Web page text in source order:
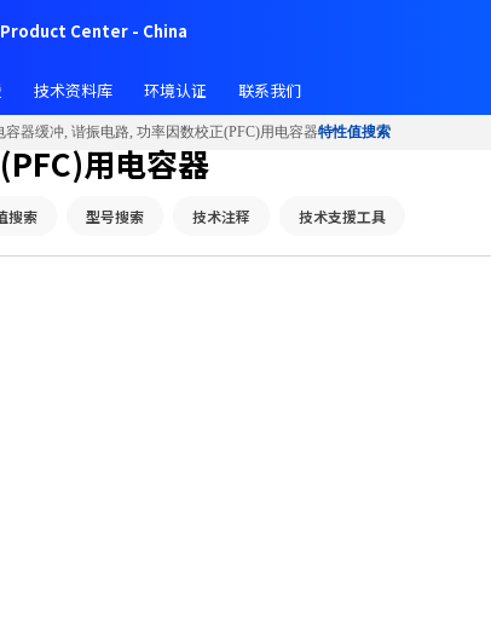
Product Center - China
技术资料库 环境认证 联系我们
容器缓冲, 谐振电路, 功率因数校正(PFC)用电容器特性值搜索
用电容器
搜索 型号搜索 技术注释 技术支援工具